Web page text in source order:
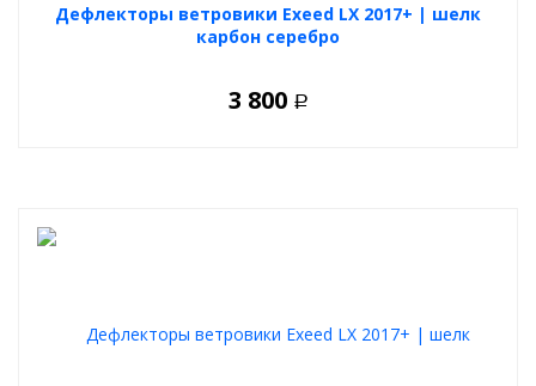
Дефлекторы ветровики Exeed LX 2017+ | шелк
карбон серебро
3 800 Р